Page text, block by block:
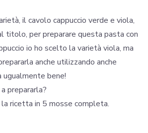
il cavolo cappuccio verde e viola,
titolo, per preparare questa pasta con
io ho scelto la varietà viola, ma
anche utilizzando anche
ugualmente bene!
prepararla?
ricetta in 5 mosse completa.